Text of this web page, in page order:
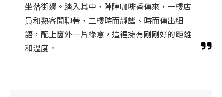
坐落街邊。踏入其中，陣陣咖啡香傳來，一樓店
員和熟客閒聊著，二樓時而靜謐、時而傳出細
語，配上窗外一片綠意，這裡擁有剛剛好的距離
和溫度。